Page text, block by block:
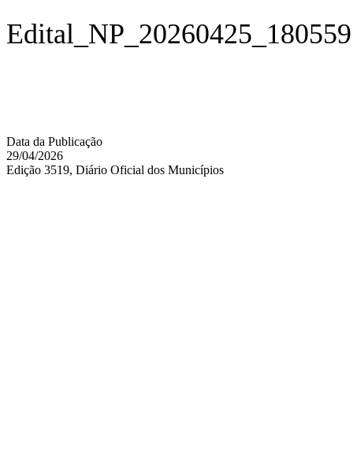
Edital_NP_20260425_180559
Data da Publicação
29/04/2026
Edição 3519, Diário Oficial dos Municípios